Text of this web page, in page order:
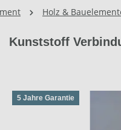
Holz &
Kunststoff
5 Jahre Garantie